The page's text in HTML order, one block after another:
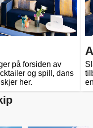
på forsiden av
og spill, dans
her.